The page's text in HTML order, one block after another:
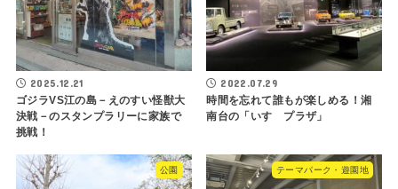
2025.12.21
ゴジラVS江の島－えのすい怪獣大
決戦－のスタンプラリーに家族で
挑戦！
2022.07.29
時間を忘れて誰もが楽しめる！湘
南台の「いすゞプラザ」
公園 テーマパーク・遊園地